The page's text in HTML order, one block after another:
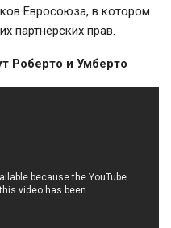
Евросоюза, в котором
партнерских прав.
Роберто и Умберто